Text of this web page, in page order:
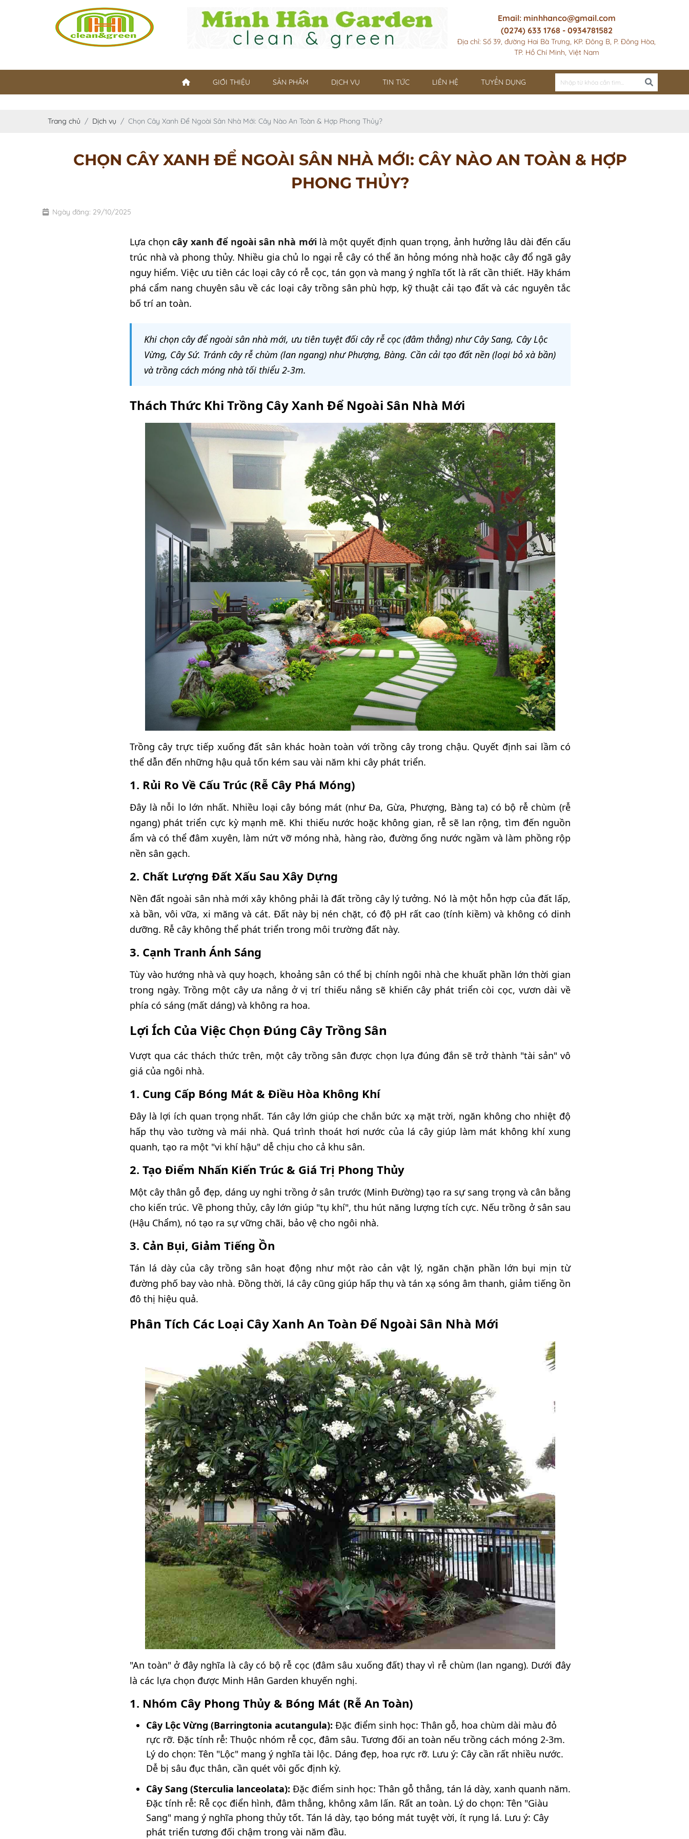
Email: minhhanco@gmail.com
(0274) 633 1768 - 0934781582
Địa chỉ: Số 39, đường Hai Bà Trưng, KP. Đông B, P. Đông Hòa,
TP. Hồ Chí Minh, Việt Nam
GIỚI THIỆU SẢN PHẨM DỊCH VỤ TIN TỨC LIÊN HỆ TUYỂN DỤNG
Trang chủ Dịch vụ Chọn Cây Xanh Để Ngoài Sân Nhà Mới: Cây Nào An Toàn & Hợp Phong Thủy?
CHỌN CÂY XANH ĐỂ NGOÀI SÂN NHÀ MỚI: CÂY NÀO AN TOÀN & HỢP
PHONG THỦY?
Ngày đăng: 29/10/2025
Lựa chọncây xanh để ngoài sân nhà mới là một quyết định quan trọng, ảnh hưởng lâu dài đến cấu
trúc nhà và phong thủy. Nhiều gia chủ lo ngại rễ cây có thể ăn hỏng móng nhà hoặc cây đổ ngã gây
nguy hiểm. Việc ưu tiên các loại cây có rễ cọc, tán gọn và mang ý nghĩa tốt là rất cần thiết. Hãy khám
phá cẩm nang chuyên sâu về các loại cây trồng sân phù hợp, kỹ thuật cải tạo đất và các nguyên tắc
bố trí an toàn.
Khi chọn cây để ngoài sân nhà mới, ưu tiên tuyệt đối cây rễ cọc (đâm thẳng) như Cây Sang, Cây Lộc
Vừng, Cây Sứ. Tránh cây rễ chùm (lan ngang) như Phượng, Bàng. Cần cải tạo đất nền (loại bỏ xà bần)
và trồng cách móng nhà tối thiểu 2-3m.
Thách Thức Khi Trồng Cây Xanh Để Ngoài Sân Nhà Mới
Trồng cây trực tiếp xuống đất sân khác hoàn toàn với trồng cây trong chậu. Quyết định sai lầm có
thể dẫn đến những hậu quả tốn kém sau vài năm khi cây phát triển.
1. Rủi Ro Về Cấu Trúc (Rễ Cây Phá Móng)
Đây là nỗi lo lớn nhất. Nhiều loại cây bóng mát (như Đa, Gừa, Phượng, Bàng ta) có bộ rễ chùm (rễ
ngang) phát triển cực kỳ mạnh mẽ. Khi thiếu nước hoặc không gian, rễ sẽ lan rộng, tìm đến nguồn
ẩm và có thể đâm xuyên, làm nứt vỡ móng nhà, hàng rào, đường ống nước ngầm và làm phồng rộp
nền sân gạch.
2. Chất Lượng Đất Xấu Sau Xây Dựng
Nền đất ngoài sân nhà mới xây không phải là đất trồng cây lý tưởng. Nó là một hỗn hợp của đất lấp,
xà bần, vôi vữa, xi măng và cát. Đất này bị nén chặt, có độ pH rất cao (tính kiềm) và không có dinh
dưỡng. Rễ cây không thể phát triển trong môi trường đất này.
3. Cạnh Tranh Ánh Sáng
Tùy vào hướng nhà và quy hoạch, khoảng sân có thể bị chính ngôi nhà che khuất phần lớn thời gian
trong ngày. Trồng một cây ưa nắng ở vị trí thiếu nắng sẽ khiến cây phát triển còi cọc, vươn dài về
phía có sáng (mất dáng) và không ra hoa.
Lợi Ích Của Việc Chọn Đúng Cây Trồng Sân
Vượt qua các thách thức trên, một cây trồng sân được chọn lựa đúng đắn sẽ trở thành "tài sản" vô
giá của ngôi nhà.
1. Cung Cấp Bóng Mát & Điều Hòa Không Khí
Đây là lợi ích quan trọng nhất. Tán cây lớn giúp che chắn bức xạ mặt trời, ngăn không cho nhiệt độ
hấp thụ vào tường và mái nhà. Quá trình thoát hơi nước của lá cây giúp làm mát không khí xung
quanh, tạo ra một "vi khí hậu" dễ chịu cho cả khu sân.
2. Tạo Điểm Nhấn Kiến Trúc & Giá Trị Phong Thủy
Một cây thân gỗ đẹp, dáng uy nghi trồng ở sân trước (Minh Đường) tạo ra sự sang trọng và cân bằng
cho kiến trúc. Về phong thủy, cây lớn giúp "tụ khí", thu hút năng lượng tích cực. Nếu trồng ở sân sau
(Hậu Chẩm), nó tạo ra sự vững chãi, bảo vệ cho ngôi nhà.
3. Cản Bụi, Giảm Tiếng Ồn
Tán lá dày của cây trồng sân hoạt động như một rào cản vật lý, ngăn chặn phần lớn bụi mịn từ
đường phố bay vào nhà. Đồng thời, lá cây cũng giúp hấp thụ và tán xạ sóng âm thanh, giảm tiếng ồn
đô thị hiệu quả.
Phân Tích Các Loại Cây Xanh An Toàn Để Ngoài Sân Nhà Mới
"An toàn" ở đây nghĩa là cây có bộ rễ cọc (đâm sâu xuống đất) thay vì rễ chùm (lan ngang). Dưới đây
là các lựa chọn được Minh Hân Garden khuyến nghị.
1. Nhóm Cây Phong Thủy & Bóng Mát (Rễ An Toàn)
Cây Lộc Vừng (Barringtonia acutangula): Đặc điểm sinh học: Thân gỗ, hoa chùm dài màu đỏ
rực rỡ. Đặc tính rễ: Thuộc nhóm rễ cọc, đâm sâu. Tương đối an toàn nếu trồng cách móng 2-3m.
Lý do chọn: Tên "Lộc" mang ý nghĩa tài lộc. Dáng đẹp, hoa rực rỡ. Lưu ý: Cây cần rất nhiều nước.
Dễ bị sâu đục thân, cần quét vôi gốc định kỳ.
Cây Sang (Sterculia lanceolata): Đặc điểm sinh học: Thân gỗ thẳng, tán lá dày, xanh quanh năm.
Đặc tính rễ: Rễ cọc điển hình, đâm thẳng, không xâm lấn. Rất an toàn. Lý do chọn: Tên "Giàu
Sang" mang ý nghĩa phong thủy tốt. Tán lá dày, tạo bóng mát tuyệt vời, ít rụng lá. Lưu ý: Cây
phát triển tương đối chậm trong vài năm đầu.